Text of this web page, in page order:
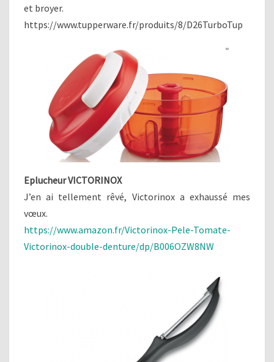
et broyer.
https://www.tupperware.fr/produits/8/D26TurboTup
Eplucheur VICTORINOX
J’en ai tellement rêvé, Victorinox a exhaussé mes
vœux.
https://www.amazon.fr/Victorinox-Pele-Tomate-
Victorinox-double-denture/dp/B006OZW8NW